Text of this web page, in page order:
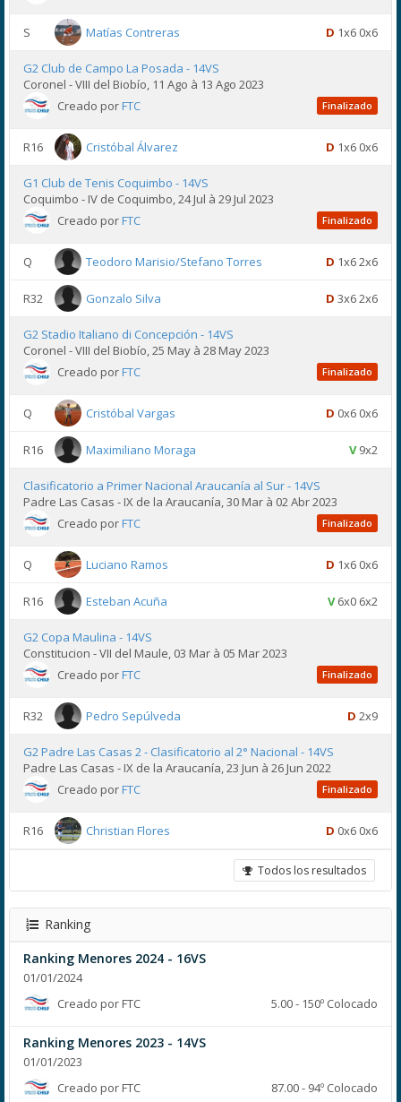
S Matías Contreras D 1x6 0x6
G2 Club de Campo La Posada - 14VS
Coronel - VIII del Biobío, 11 Ago à 13 Ago 2023
Creado porFTC Finalizado
R16 Cristóbal Álvarez D 1x6 0x6
G1 Club de Tenis Coquimbo - 14VS
Coquimbo - IV de Coquimbo, 24 Jul à 29 Jul 2023
Creado porFTC Finalizado
Q Teodoro Marisio/Stefano Torres D 1x6 2x6
R32 Gonzalo Silva D 3x6 2x6
G2 Stadio Italiano di Concepción - 14VS
Coronel - VIII del Biobío, 25 May à 28 May 2023
Creado porFTC Finalizado
Q Cristóbal Vargas D 0x6 0x6
R16 Maximiliano Moraga V9x2
Clasificatorio a Primer Nacional Araucanía al Sur - 14VS
Padre Las Casas - IX de la Araucanía, 30 Mar à 02 Abr 2023
Creado porFTC Finalizado
Q Luciano Ramos D 1x6 0x6
R16 Esteban Acuña V6x0 6x2
G2 Copa Maulina - 14VS
Constitucion - VII del Maule, 03 Mar à 05 Mar 2023
Creado porFTC Finalizado
R32 Pedro Sepúlveda D 2x9
G2 Padre Las Casas 2 - Clasificatorio al 2° Nacional - 14VS
Padre Las Casas - IX de la Araucanía, 23 Jun à 26 Jun 2022
Creado porFTC Finalizado
R16 Christian Flores D 0x6 0x6
Todos los resultados
Ranking
Ranking Menores 2024 - 16VS
01/01/2024
Creado por FTC
5.00 - 150º Colocado
Ranking Menores 2023 - 14VS
01/01/2023
Creado por FTC
87.00 - 94º Colocado